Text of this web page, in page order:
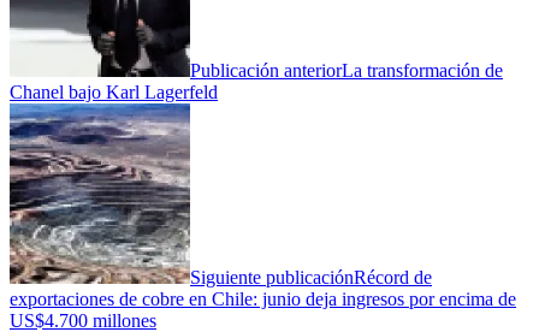
Publicación anteriorLa transformación de
Chanel bajo Karl Lagerfeld
Siguiente publicaciónRécord de
exportaciones de cobre en Chile: junio deja ingresos por encima de
US$4.700 millones